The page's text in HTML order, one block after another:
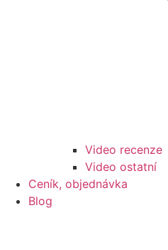
Video recenze
Video ostatní
Ceník, objednávka
Blog